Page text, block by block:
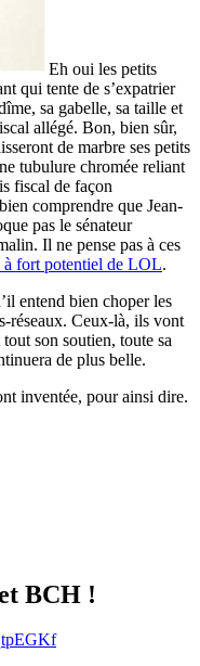
Eh oui les petits
qui tente de s’expatrier
sa gabelle, sa taille et
allégé. Bon, bien sûr,
de marbre ses petits
tubulure chromée reliant
fiscal de façon
comprendre que Jean-
pas le sénateur
Il ne pense pas à ces
à fort potentiel de LOL.
entend bien choper les
réseaux. Ceux-là, ils vont
son soutien, toute sa
de plus belle.
inventée, pour ainsi dire.
BCH !